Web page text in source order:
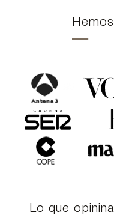
Lo que